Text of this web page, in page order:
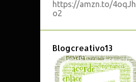
ARMADURAS
ARMONÍA
ARMONÍA 3ºEE.PP.
ARMONÍA 4º EE.PP.
https://amzn.to/4oqJh
o2
Blogcreativo13